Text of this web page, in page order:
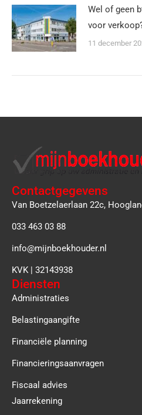
Wel of geen
voor
11 december
Contactgegevens
Van Boetzelaerlaan 22c,
033 463 03 88
info@mijnboekhouder.nl
KVK | 32143938
Diensten
Administraties
Belastingaangifte
Financiële planning
Financieringsaanvragen
Fiscaal advies
Jaarrekening